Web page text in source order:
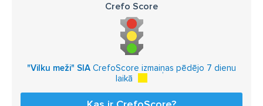
Crefo Score
"Vilku meži" SIA CrefoScore izmaiņas pēdējo 7 dienu
laikā